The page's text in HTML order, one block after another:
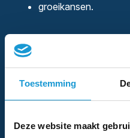
Toestemming
Deze website maakt
groeikansen.
Goed bedrijfskundig
te maken voordat ze
aanpassingen kunnen
maken in de tweede helft